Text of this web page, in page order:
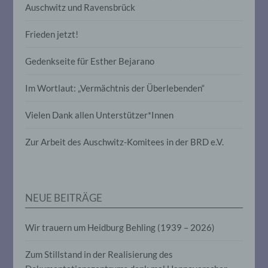
Auschwitz und Ravensbrück
Frieden jetzt!
Gedenkseite für Esther Bejarano
Im Wortlaut: „Vermächtnis der Überlebenden“
Vielen Dank allen Unterstützer*Innen
Zur Arbeit des Auschwitz-Komitees in der BRD e.V.
NEUE BEITRÄGE
Wir trauern um Heidburg Behling (1939 – 2026)
Zum Stillstand in der Realisierung des
Verarbeitung personenbezogener Daten,
personenbezogenen Daten verwendet
werden, um bestimmte persönliche
Person beziehen, zu bewerten,
Arbeitsleistung, wirtschaftlicher Lage,
Aufenthaltsort oder Ortswechsel dieser
f) Pseudonymisierung
Pseudonymisierung ist die Verarbeitung
auf welche die personenbezogenen Daten
ohne Hinzuziehung zusätzlicher